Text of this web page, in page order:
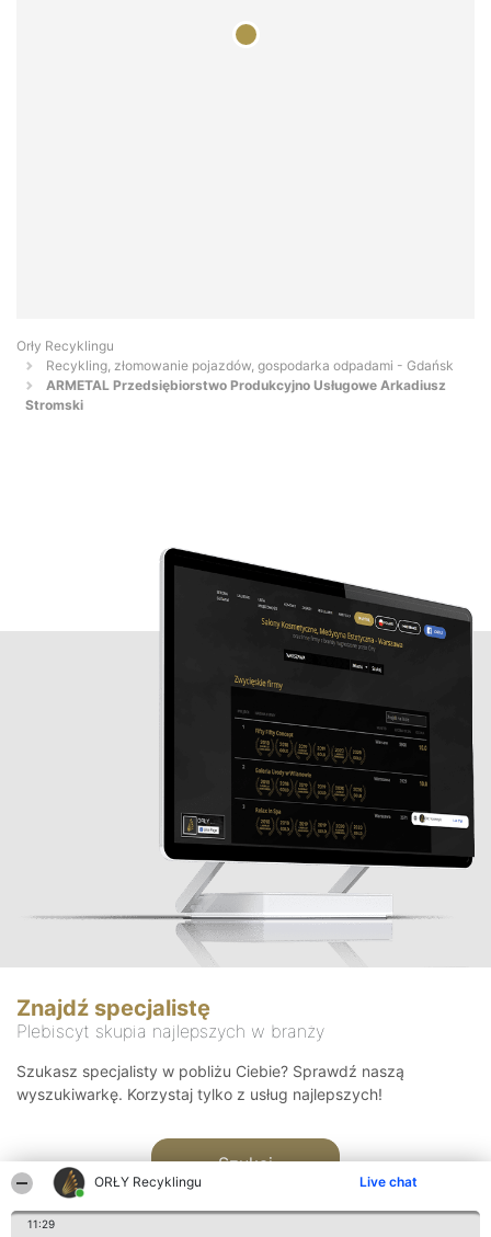
ORŁY Recyklingu Live chat
11:29
Orły Recyklingu
Recykling, złomowanie pojazdów, gospodarka odpadami - Gdańsk
ARMETAL Przedsiębiorstwo Produkcyjno Usługowe Arkadiusz
Stromski
Znajdź specjalistę
Plebiscyt skupia najlepszych w branży
Szukasz specjalisty w pobliżu Ciebie? Sprawdź naszą
wyszukiwarkę. Korzystaj tylko z usług najlepszych!
Szukaj